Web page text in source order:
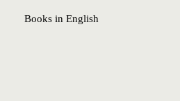
Books in English